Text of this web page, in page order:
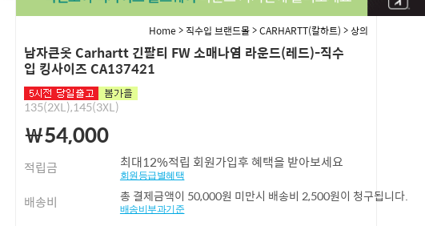
Home> 직수입 브랜드몰>CARHARTT(칼하트) >상의
남자큰옷 Carhartt 긴팔티 FW 소매나염 라운드(레드)-직수
입 킹사이즈 CA137421
135(2XL),145(3XL)
￦54,000
적립금 최대12%적립 회원가입후 혜택을 받아보세요
회원등급별혜택
배송비 총 결제금액이 50,000원 미만시 배송비 2,500원이 청구됩니다.
배송비부과기준